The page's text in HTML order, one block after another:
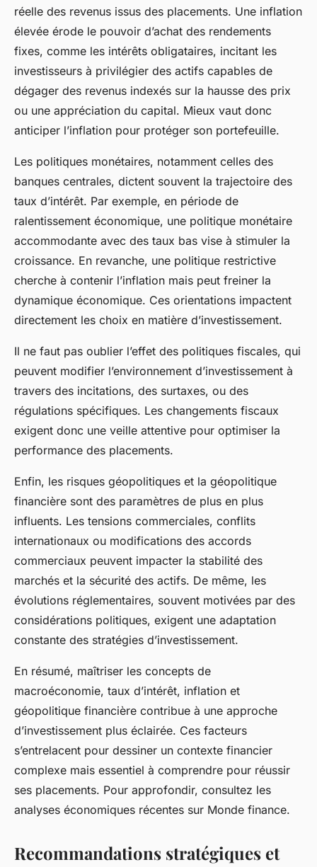
réelle des revenus issus des placements. Une inflation
élevée érode le pouvoir d’achat des rendements
fixes, comme les intérêts obligataires, incitant les
investisseurs à privilégier des actifs capables de
dégager des revenus indexés sur la hausse des prix
ou une appréciation du capital. Mieux vaut donc
anticiper l’inflation pour protéger son portefeuille.
Les politiques monétaires, notamment celles des
banques centrales, dictent souvent la trajectoire des
taux d’intérêt. Par exemple, en période de
ralentissement économique, une politique monétaire
accommodante avec des taux bas vise à stimuler la
croissance. En revanche, une politique restrictive
cherche à contenir l’inflation mais peut freiner la
dynamique économique. Ces orientations impactent
directement les choix en matière d’investissement.
Il ne faut pas oublier l’effet des politiques fiscales, qui
peuvent modifier l’environnement d’investissement à
travers des incitations, des surtaxes, ou des
régulations spécifiques. Les changements fiscaux
exigent donc une veille attentive pour optimiser la
performance des placements.
Enfin, les risques géopolitiques et la géopolitique
financière sont des paramètres de plus en plus
influents. Les tensions commerciales, conflits
internationaux ou modifications des accords
commerciaux peuvent impacter la stabilité des
marchés et la sécurité des actifs. De même, les
évolutions réglementaires, souvent motivées par des
considérations politiques, exigent une adaptation
constante des stratégies d’investissement.
En résumé, maîtriser les concepts de
macroéconomie, taux d’intérêt, inflation et
géopolitique financière contribue à une approche
d’investissement plus éclairée. Ces facteurs
s’entrelacent pour dessiner un contexte financier
complexe mais essentiel à comprendre pour réussir
ses placements. Pour approfondir, consultez les
analyses économiques récentes sur Monde finance.
Recommandations stratégiques et